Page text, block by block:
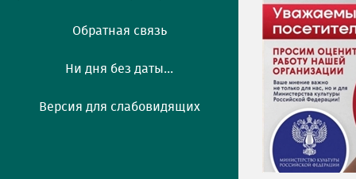
Обратная связь
Ни дня без даты...
Версия для слабовидящих